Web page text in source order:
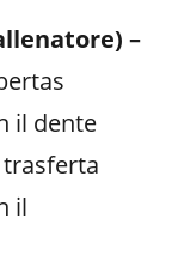
–
il dente
il